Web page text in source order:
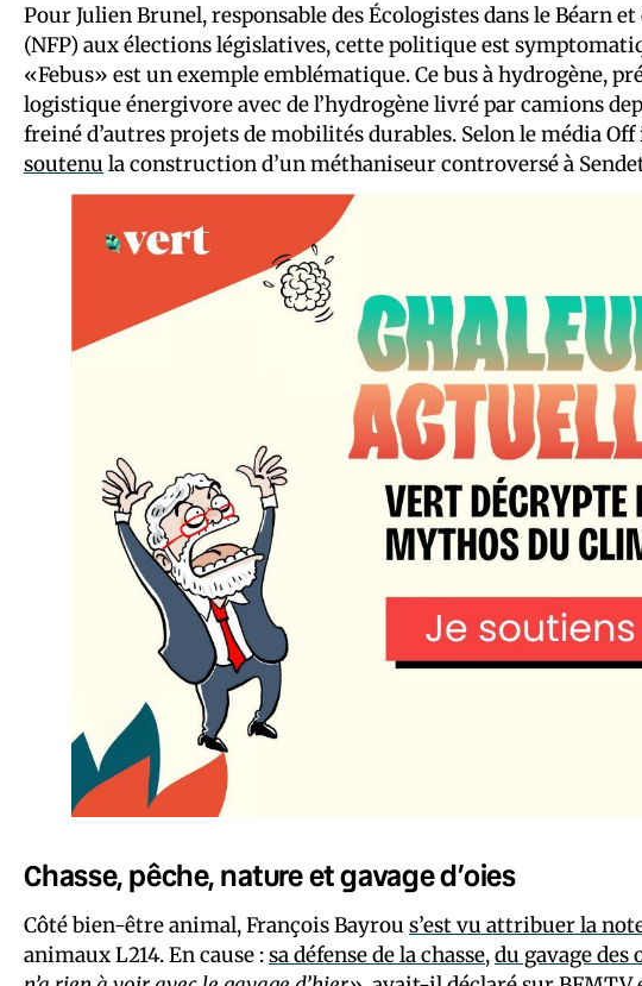
Pour Julien Brunel, responsable des Écologistes dans le Béarn
(NFP) aux élections législatives, cette politique est
«Febus» est un exemple emblématique. Ce bus à hydrogène,
logistique énergivore avec de l’hydrogène livré par camions
freiné d’autres projets de mobilités durables. Selon le média
soutenu la construction d’un méthaniseur controversé à
Chasse, pêche, nature et gavage d’oies
Côté bien-être animal, François Bayrou s’est vu attribuer la
animaux L214. En cause :sa défense de la chasse,du gavage des